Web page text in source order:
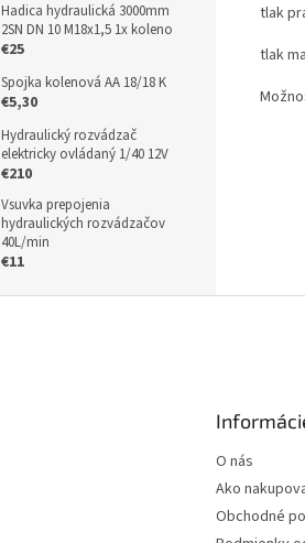
Hadica hydraulická 3000mm
2SN DN 10 M18x1,5 1x koleno
€25
Spojka kolenová AA 18/18 K
€5,30
Hydraulický rozvádzač
elektricky ovládaný 1/40 12V
€210
Vsuvka prepojenia
hydraulických rozvádzačov
40L/min
€11
tlak
tlak
O nás
Ako
Obchodné